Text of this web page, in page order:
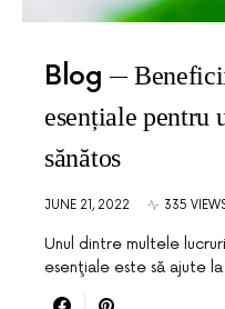
Blog
esențiale pentru
sănătos
JUNE 21, 2022 335
Unul dintre multele
esenţiale este să ajute